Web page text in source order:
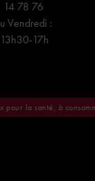
78 76
Vendredi :
17h
pour la santé, à